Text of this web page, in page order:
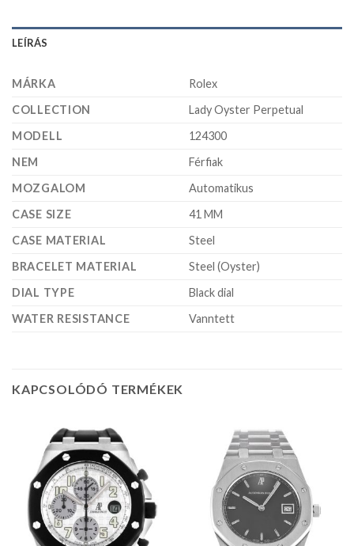
LEÍRÁS
MÁRKA
Rolex
COLLECTION
Lady Oyster Perpetual
MODELL
124300
NEM
Férfiak
MOZGALOM
Automatikus
CASE SIZE
41 MM
CASE MATERIAL
Steel
BRACELET MATERIAL
Steel (Oyster)
DIAL TYPE
Black dial
WATER RESISTANCE
Vanntett
KAPCSOLÓDÓ TERMÉKEK